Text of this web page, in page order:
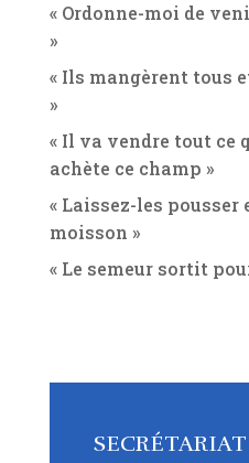
« Ordonne-moi de
»
« Ils mangèrent tous
»
« Il va vendre tout ce
achète ce champ »
« Laissez-les pousser
moisson »
« Le semeur sortit